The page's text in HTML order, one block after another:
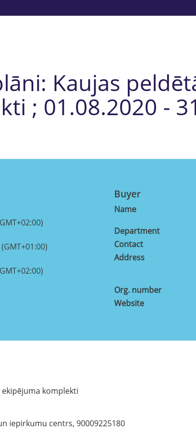
Kaujas
; 01.08.2020 -
Buyer
Name
Department
Contact
Address
Org. number
Website
komplekti
iepirkumu centrs, 90009225180